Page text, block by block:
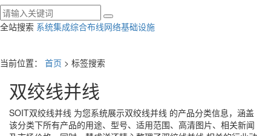
全站搜索 系统集成综合布线网络基础设施
当前位置： 首页 > 标签搜索
双绞线并线
SOIT双绞线并线 为您系统展示双绞线并线 的产品分类信息，涵盖
该分类下所有产品的用途、型号、适用范围、高清图片、相关新闻